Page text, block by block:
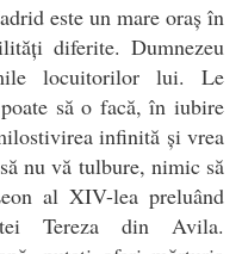
este un mare oraș în
diferite. Dumnezeu
locuitorilor lui. Le
să o facă, în iubire
infinită și vrea
nu vă tulbure, nimic să
al XIV-lea preluând
Tereza din Avila.